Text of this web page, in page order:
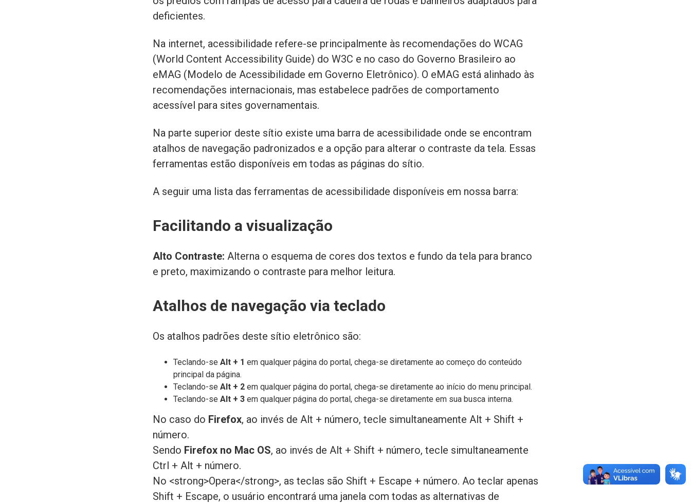
deficientes.
Na internet, acessibilidade refere-se principalmente às recomendações do WCAG
(World Content Accessibility Guide) do W3C e no caso do Governo Brasileiro ao
eMAG (Modelo de Acessibilidade em Governo Eletrônico). O eMAG está alinhado às
recomendações internacionais, mas estabelece padrões de comportamento
acessível para sites governamentais.
Na parte superior deste sítio existe uma barra de acessibilidade onde se encontram
atalhos de navegação padronizados e a opção para alterar o contraste da tela. Essas
ferramentas estão disponíveis em todas as páginas do sítio.
A seguir uma lista das ferramentas de acessibilidade disponíveis em nossa barra:
Facilitando a visualização
Alto Contraste: Alterna o esquema de cores dos textos e fundo da tela para branco
e preto, maximizando o contraste para melhor leitura.
Atalhos de navegação via teclado
Os atalhos padrões deste sítio eletrônico são:
Teclando-se Alt + 1 em qualquer página do portal, chega-se diretamente ao começo do conteúdo
principal da página.
Teclando-se Alt + 2 em qualquer página do portal, chega-se diretamente ao início do menu principal.
Teclando-se Alt + 3 em qualquer página do portal, chega-se diretamente em sua busca interna.
No caso do Firefox, ao invés de Alt + número, tecle simultaneamente Alt + Shift +
número.
Sendo Firefox no Mac OS, ao invés de Alt + Shift + número, tecle simultaneamente
Ctrl + Alt + número.
No <strong>Opera</strong>, as teclas são Shift + Escape + número. Ao teclar apenas
Shift + Escape, o usuário encontrará uma janela com todas as alternativas de